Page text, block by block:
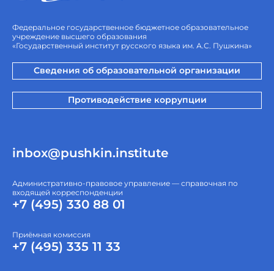
Федеральное государственное бюджетное образовательное
учреждение высшего образования
«Государственный институт русского языка им. А.С. Пушкина»
Сведения об образовательной организации
Противодействие коррупции
inbox@pushkin.institute
Административно-правовое управление — справочная по
входящей корреспонденции
+7 (495) 330 88 01
Приёмная комиссия
+7 (495) 335 11 33